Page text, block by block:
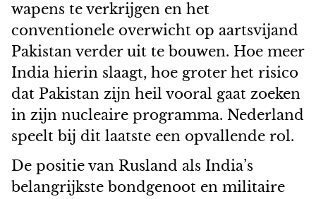
wapens te verkrijgen en het
conventionele overwicht op aartsvijand
Pakistan verder uit te bouwen. Hoe meer
India hierin slaagt, hoe groter het risico
dat Pakistan zijn heil vooral gaat zoeken
in zijn nucleaire programma. Nederland
speelt bij dit laatste een opvallende rol.
De positie van Rusland als India’s
belangrijkste bondgenoot en militaire